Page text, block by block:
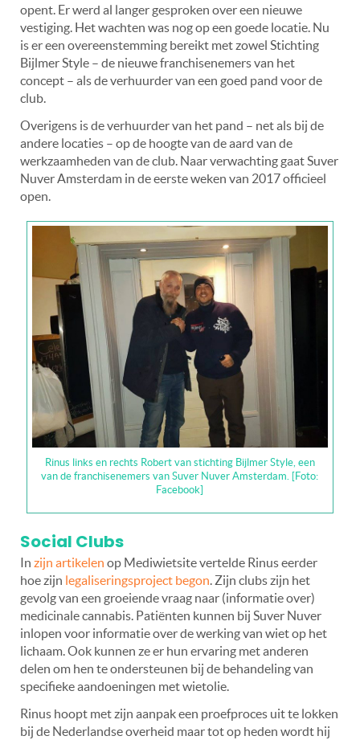
opent. Er werd al langer gesproken over een nieuwe
vestiging. Het wachten was nog op een goede locatie. Nu
is er een overeenstemming bereikt met zowel Stichting
Bijlmer Style – de nieuwe franchisenemers van het
concept – als de verhuurder van een goed pand voor de
club.
Overigens is de verhuurder van het pand – net als bij de
andere locaties – op de hoogte van de aard van de
werkzaamheden van de club. Naar verwachting gaat Suver
Nuver Amsterdam in de eerste weken van 2017 officieel
open.
Rinus links en rechts Robert van stichting Bijlmer Style, een
van de franchisenemers van Suver Nuver Amsterdam. [Foto:
Facebook]
Social Clubs
In zijn artikelen op Mediwietsite vertelde Rinus eerder
hoe zijn legaliseringsproject begon. Zijn clubs zijn het
gevolg van een groeiende vraag naar (informatie over)
medicinale cannabis. Patiënten kunnen bij Suver Nuver
inlopen voor informatie over de werking van wiet op het
lichaam. Ook kunnen ze er hun ervaring met anderen
delen om hen te ondersteunen bij de behandeling van
specifieke aandoeningen met wietolie.
Rinus hoopt met zijn aanpak een proefproces uit te lokken
bij de Nederlandse overheid maar tot op heden wordt hij